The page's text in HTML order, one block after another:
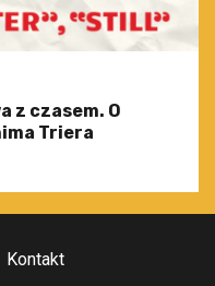
z czasem. O
Triera
Kontakt